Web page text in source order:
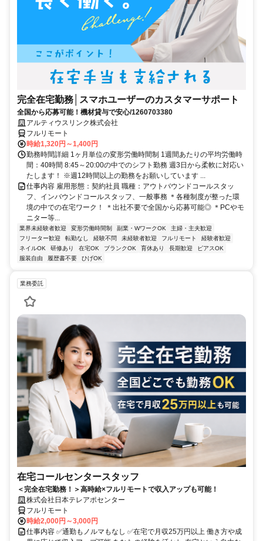
完全在宅勤務│スマホユーザーのカスタマーサポート
全国から応募可能！機材貸与で安心/1260703380
アルティウスリンク株式会社
フルリモート
時給1,320円～1,400円
勤務時間詳細 1ヶ月単位の変形労働時間制 1週間あたりの平均労働時
間：40時間 8:45～20:00の中でのシフト勤務 週3日から柔軟に対応い
たします！ ※週12時間以上の勤務をお願いしています ...
仕事内容 雇用形態：契約社員 職種：アウトバウンドコールスタッ
フ、インバウンドコールスタッフ、一般事務 ＊各種制度が整った環
境の中での在宅ワーク！ ＊出社不要で全国から応募可能◎ ＊PCやモ
ニター等...
業界未経験者歓迎 変形労働時間制 副業・WワークOK
主婦・主夫歓迎
フリーター歓迎
転勤なし 経験不問 未経験者歓迎 フルリモート
経験者歓迎
ネイルOK
研修あり 在宅OK ブランクOK 育休あり 長期歓迎
ピアスOK
服装自由
履歴書不要 ひげOK
業務委託
在宅コールセンタースタッフ
＜完全在宅勤務！＞高時給×フルリモートで収入アップも可能！
株式会社日本テレアポセンター
フルリモート
時給2,000円～3,000円
仕事内容 ✅通勤もノルマもなし ✅在宅で月収25万円以上 働き方や成